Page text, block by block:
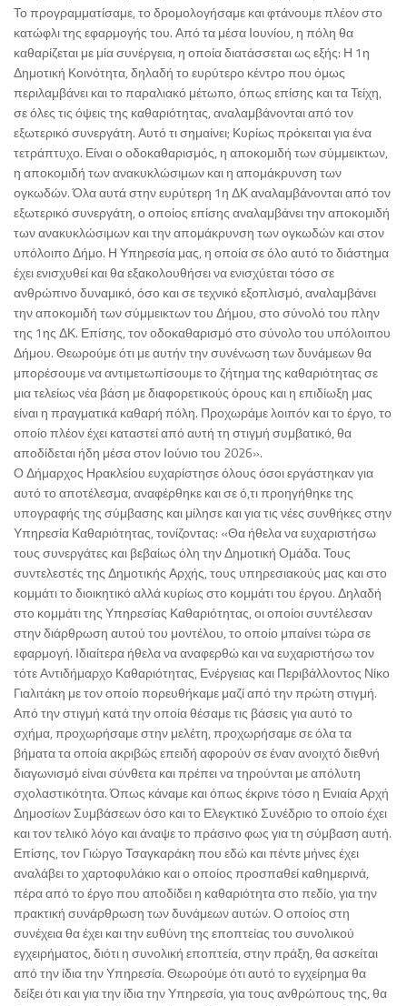
Το προγραμματίσαμε, το δρομολογήσαμε και φτάνουμε πλέον στο
κατώφλι της εφαρμογής του. Από τα μέσα Ιουνίου, η πόλη θα
καθαρίζεται με μία συνέργεια, η οποία διατάσσεται ως εξής: Η 1η
Δημοτική Κοινότητα, δηλαδή το ευρύτερο κέντρο που όμως
περιλαμβάνει και το παραλιακό μέτωπο, όπως επίσης και τα Τείχη,
σε όλες τις όψεις της καθαριότητας, αναλαμβάνονται από τον
εξωτερικό συνεργάτη. Αυτό τι σημαίνει; Κυρίως πρόκειται για ένα
τετράπτυχο. Είναι ο οδοκαθαρισμός, η αποκομιδή των σύμμεικτων,
η αποκομιδή των ανακυκλώσιμων και η απομάκρυνση των
ογκωδών. Όλα αυτά στην ευρύτερη 1η ΔΚ αναλαμβάνονται από τον
εξωτερικό συνεργάτη, ο οποίος επίσης αναλαμβάνει την αποκομιδή
των ανακυκλώσιμων και την απομάκρυνση των ογκωδών και στον
υπόλοιπο Δήμο. Η Υπηρεσία μας, η οποία σε όλο αυτό το διάστημα
έχει ενισχυθεί και θα εξακολουθήσει να ενισχύεται τόσο σε
ανθρώπινο δυναμικό, όσο και σε τεχνικό εξοπλισμό, αναλαμβάνει
την αποκομιδή των σύμμεικτων του Δήμου, στο σύνολό του πλην
της 1ης ΔΚ. Επίσης, τον οδοκαθαρισμό στο σύνολο του υπόλοιπου
Δήμου. Θεωρούμε ότι με αυτήν την συνένωση των δυνάμεων θα
μπορέσουμε να αντιμετωπίσουμε το ζήτημα της καθαριότητας σε
μια τελείως νέα βάση με διαφορετικούς όρους και η επιδίωξη μας
είναι η πραγματικά καθαρή πόλη. Προχωράμε λοιπόν και το έργο, το
οποίο πλέον έχει καταστεί από αυτή τη στιγμή συμβατικό, θα
αποδίδεται ήδη μέσα στον Ιούνιο του 2026».
Ο Δήμαρχος Ηρακλείου ευχαρίστησε όλους όσοι εργάστηκαν για
αυτό το αποτέλεσμα, αναφέρθηκε και σε ό,τι προηγήθηκε της
υπογραφής της σύμβασης και μίλησε και για τις νέες συνθήκες στην
Υπηρεσία Καθαριότητας, τονίζοντας: «Θα ήθελα να ευχαριστήσω
τους συνεργάτες και βεβαίως όλη την Δημοτική Ομάδα. Τους
συντελεστές της Δημοτικής Αρχής, τους υπηρεσιακούς μας και στο
κομμάτι το διοικητικό αλλά κυρίως στο κομμάτι του έργου. Δηλαδή
στο κομμάτι της Υπηρεσίας Καθαριότητας, οι οποίοι συντέλεσαν
στην διάρθρωση αυτού του μοντέλου, το οποίο μπαίνει τώρα σε
εφαρμογή. Ιδιαίτερα ήθελα να αναφερθώ και να ευχαριστήσω τον
τότε Αντιδήμαρχο Καθαριότητας, Ενέργειας και Περιβάλλοντος Νίκο
Γιαλιτάκη με τον οποίο πορευθήκαμε μαζί από την πρώτη στιγμή.
Από την στιγμή κατά την οποία θέσαμε τις βάσεις για αυτό το
σχήμα, προχωρήσαμε στην μελέτη, προχωρήσαμε σε όλα τα
βήματα τα οποία ακριβώς επειδή αφορούν σε έναν ανοιχτό διεθνή
διαγωνισμό είναι σύνθετα και πρέπει να τηρούνται με απόλυτη
σχολαστικότητα. Όπως κάναμε και όπως έκρινε τόσο η Ενιαία Αρχή
Δημοσίων Συμβάσεων όσο και το Ελεγκτικό Συνέδριο το οποίο έχει
και τον τελικό λόγο και άναψε το πράσινο φως για τη σύμβαση αυτή.
Επίσης, τον Γιώργο Τσαγκαράκη που εδώ και πέντε μήνες έχει
αναλάβει το χαρτοφυλάκιο και ο οποίος προσπαθεί καθημερινά,
πέρα από το έργο που αποδίδει η καθαριότητα στο πεδίο, για την
πρακτική συνάρθρωση των δυνάμεων αυτών. Ο οποίος στη
συνέχεια θα έχει και την ευθύνη της εποπτείας του συνολικού
εγχειρήματος, διότι η συνολική εποπτεία, στην πράξη, θα ασκείται
από την ίδια την Υπηρεσία. Θεωρούμε ότι αυτό το εγχείρημα θα
δείξει ότι και για την ίδια την Υπηρεσία, για τους ανθρώπους της, θα